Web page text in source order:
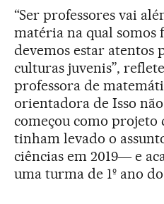
“Ser professores vai
matéria na qual somos
devemos estar atentos
culturas juvenis”,
professora de
orientadora de Isso
começou como projeto
tinham levado o
ciências em 2019― e
uma turma de 1º ano